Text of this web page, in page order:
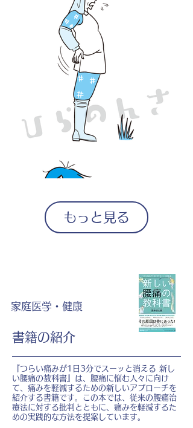
もっと見る
家庭医学・健康
書籍の紹介
『つらい痛みが1日3分でスーッと消える 新し
い腰痛の教科書』は、腰痛に悩む人々に向け
て、痛みを軽減するための新しいアプローチを
紹介する書籍です。この本では、従来の腰痛治
療法に対する批判とともに、痛みを軽減するた
めの実践的な方法を提案しています。